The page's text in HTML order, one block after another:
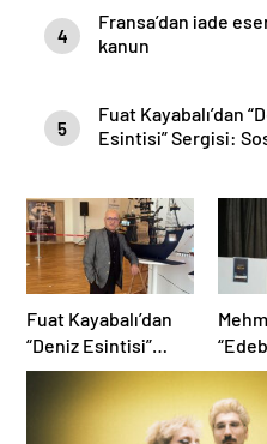
4
Fransa’dan iade
kanun
5
Fuat Kayabalı’dan
Esintisi” Sergisi:
Fuat Kayabalı’dan
“Deniz Esintisi”
Sergisi: Sosyal
Farkındalıkla Sanat